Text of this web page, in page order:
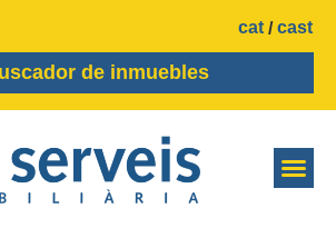
cat cast
de inmuebles